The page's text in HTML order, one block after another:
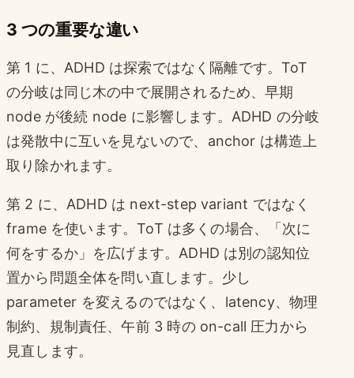
3 つの重要な違い
第 1 に、ADHD は探索ではなく隔離です。ToT
の分岐は同じ木の中で展開されるため、早期
node が後続 node に影響します。ADHD の分岐
は発散中に互いを見ないので、anchor は構造上
取り除かれます。
第 2 に、ADHD は next-step variant ではなく
frame を使います。ToT は多くの場合、「次に
何をするか」を広げます。ADHD は別の認知位
置から問題全体を問い直します。少し
parameter を変えるのではなく、latency、物理
制約、規制責任、午前 3 時の on-call 圧力から
見直します。